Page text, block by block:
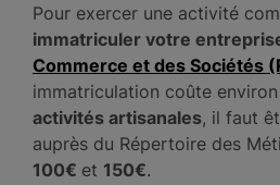
Pour exercer une activité
immatriculer votre
Commerce et des Sociétés
immatriculation coûte environ
activités artisanales, il faut
auprès du Répertoire des
100€ et 150€.